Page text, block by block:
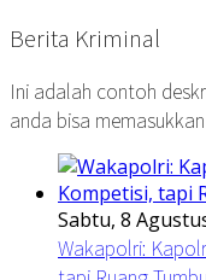
Berita Kriminal
Ini adalah contoh
anda bisa
Sabtu, 8
Wakapolri: